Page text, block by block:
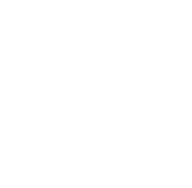
über eine Nachricht!